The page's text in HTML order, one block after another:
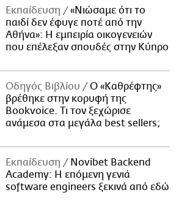
Εκπαίδευση
«Νιώσαμε ότι το
παιδί δεν έφυγε ποτέ από την
Αθήνα»: Η εμπειρία οικογενειών
που επέλεξαν σπουδές στην Κύπρο
Οδηγός Βιβλίου
Ο «Καθρέφτης»
βρέθηκε στην κορυφή της
Bookvoice. Τι τον ξεχώρισε
ανάμεσα στα μεγάλα best sellers;
Εκπαίδευση
Novibet Backend
Academy: Η επόμενη γενιά
software engineers ξεκινά από εδώ